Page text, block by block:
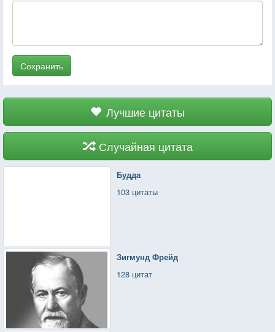
Сохранить
Лучшие цитаты
Случайная цитата
Будда
103 цитаты
Зигмунд Фрейд
128 цитат